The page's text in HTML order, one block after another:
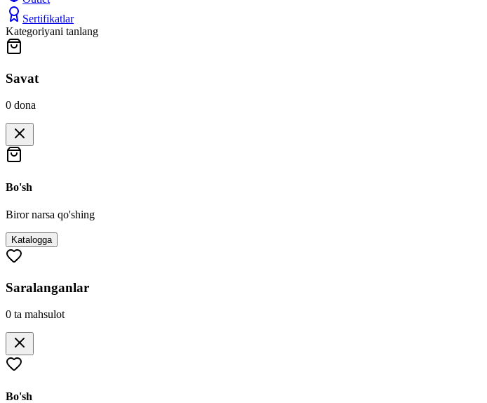
Sertifikatlar
Kategoriyani tanlang
Savat
0 dona
Bo'sh
Biror narsa qo'shing
Katalogga
Saralanganlar
0 ta mahsulot
Bo'sh